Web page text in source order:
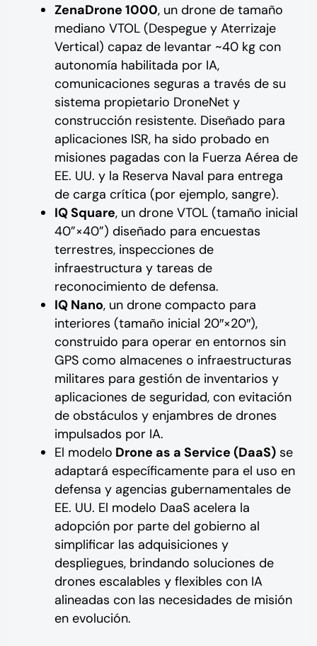
ZenaDrone 1000, un drone de tamaño
mediano VTOL (Despegue y Aterrizaje
Vertical) capaz de levantar ~40 kg con
autonomía habilitada por IA,
comunicaciones seguras a través de su
sistema propietario DroneNet y
construcción resistente. Diseñado para
aplicaciones ISR, ha sido probado en
misiones pagadas con la Fuerza Aérea de
EE. UU. y la Reserva Naval para entrega
de carga crítica (por ejemplo, sangre).
IQ Square, un drone VTOL (tamaño inicial
40”×40”) diseñado para encuestas
terrestres, inspecciones de
infraestructura y tareas de
reconocimiento de defensa.
IQ Nano, un drone compacto para
interiores (tamaño inicial 20″×20″),
construido para operar en entornos sin
GPS como almacenes o infraestructuras
militares para gestión de inventarios y
aplicaciones de seguridad, con evitación
de obstáculos y enjambres de drones
impulsados por IA.
El modelo Drone as a Service (DaaS)se
adaptará específicamente para el uso en
defensa y agencias gubernamentales de
EE. UU. El modelo DaaS acelera la
adopción por parte del gobierno al
simplificar las adquisiciones y
despliegues, brindando soluciones de
drones escalables y flexibles con IA
alineadas con las necesidades de misión
en evolución.